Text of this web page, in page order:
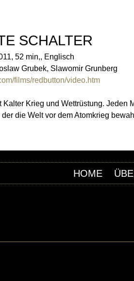
SCHALTER
52 min,, Englisch
Grubek, Slawomir Grunberg
films/redbutton/video.htm
Kalter Krieg und Wettrüstung. Jeden
die Welt vor dem Atomkrieg
HOME